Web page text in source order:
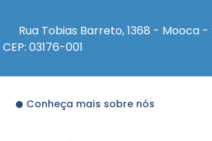
Rua Tobias Barreto, 1368 - Mooca -
CEP: 03176-001
Conheça mais sobre nós